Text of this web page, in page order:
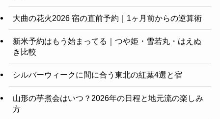
大曲の花火2026 宿の直前予約｜1ヶ月前からの逆算術
新米予約はもう始まってる｜つや姫・雪若丸・はえぬ
き比較
シルバーウィークに間に合う東北の紅葉4選と宿
山形の芋煮会はいつ？2026年の日程と地元流の楽しみ
方